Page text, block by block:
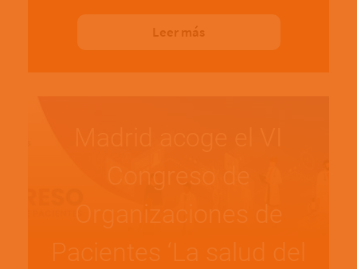
Leer más
Congreso de
Organizaciones de
Pacientes ‘La salud del